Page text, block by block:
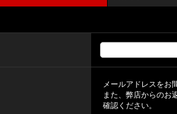
メールアドレスをお
また、弊店からのお
確認ください。